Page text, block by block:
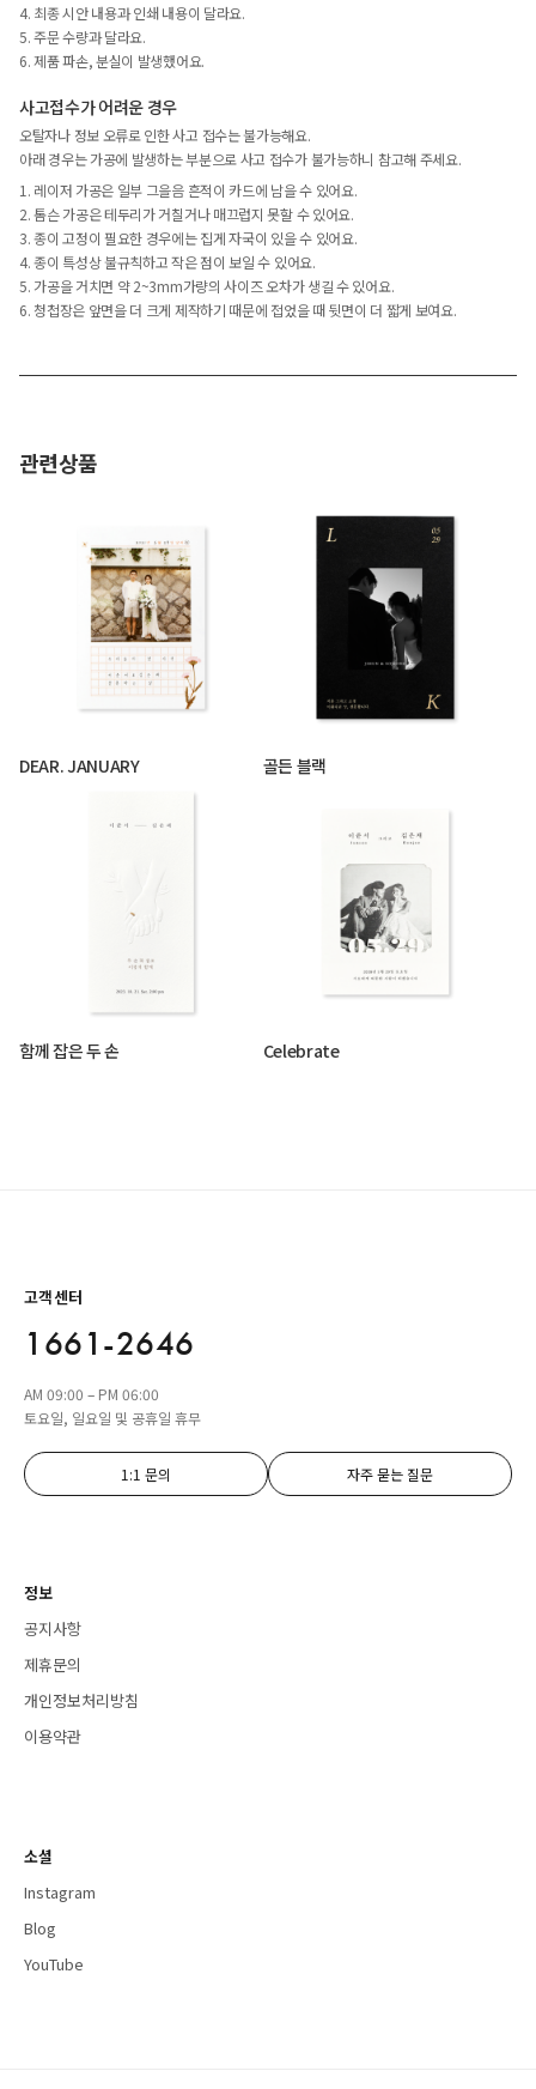
4. 최종 시안 내용과 인쇄 내용이 달라요.
5. 주문 수량과 달라요.
6. 제품 파손, 분실이 발생했어요.
사고접수가 어려운 경우
오탈자나 정보 오류로 인한 사고 접수는 불가능해요.
아래 경우는 가공에 발생하는 부분으로 사고 접수가 불가능하니 참고해 주세요.
1. 레이저 가공은 일부 그을음 흔적이 카드에 남을 수 있어요.
2. 톰슨 가공은 테두리가 거칠거나 매끄럽지 못할 수 있어요.
3. 종이 고정이 필요한 경우에는 집게 자국이 있을 수 있어요.
4. 종이 특성상 불규칙하고 작은 점이 보일 수 있어요.
5. 가공을 거치면 약 2~3mm가량의 사이즈 오차가 생길 수 있어요.
6. 청첩장은 앞면을 더 크게 제작하기 때문에 접었을 때 뒷면이 더 짧게 보여요.
관련상품
DEAR. JANUARY 골든 블랙
함께 잡은 두 손 Celebrate
고객센터
1661-2646
AM 09:00 – PM 06:00
토요일, 일요일 및 공휴일 휴무
1:1 문의 자주 묻는 질문
정보
공지사항
제휴문의
개인정보처리방침
이용약관
소셜
Instagram
Blog
YouTube